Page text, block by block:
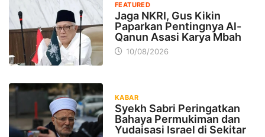
FEATURED
Jaga NKRI, Gus Kikin
Paparkan Pentingnya Al-
Qanun Asasi Karya Mbah
10/08/2026
KABAR
Syekh Sabri Peringatkan
Bahaya Permukiman dan
Yudaisasi Israel di Sekitar